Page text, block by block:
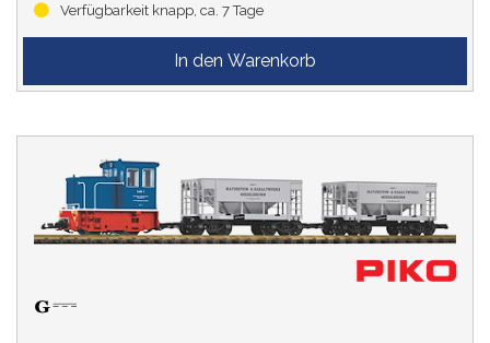
Verfügbarkeit knapp, ca. 7 Tage